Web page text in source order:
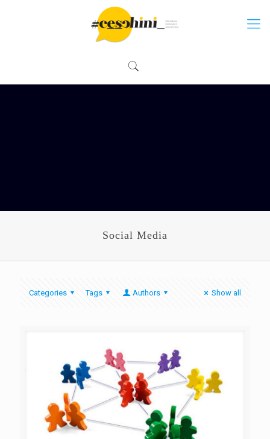
Social Media
Categories Tags Authors Show all